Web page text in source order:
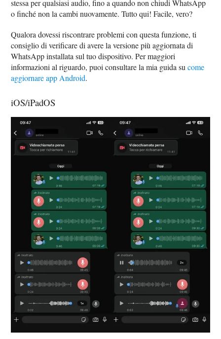
stessa per qualsiasi audio, fino a quando non chiudi WhatsApp
o finché non la cambi nuovamente. Tutto qui! Facile, vero?
Qualora dovessi riscontrare problemi con questa funzione, ti
consiglio di verificare di avere la versione più aggiornata di
WhatsApp installata sul tuo dispositivo. Per maggiori
informazioni al riguardo, puoi consultare la mia guida sucome
aggiornare app Android.
iOS/iPadOS